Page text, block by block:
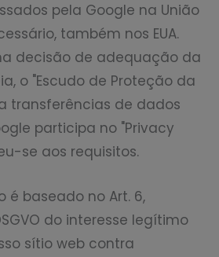
pela Google na União
também nos EUA.
decisão de adequação da
o "Escudo de Proteção da
transferências de dados
participa no "Privacy
se aos requisitos.
é baseado no Art. 6,
do interesse legítimo
sítio web contra